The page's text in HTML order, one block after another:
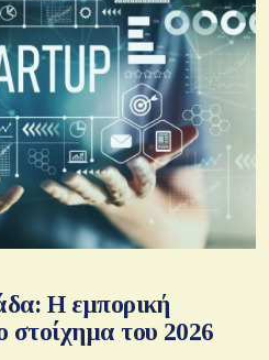
Η εμπορική
στοίχημα του 2026